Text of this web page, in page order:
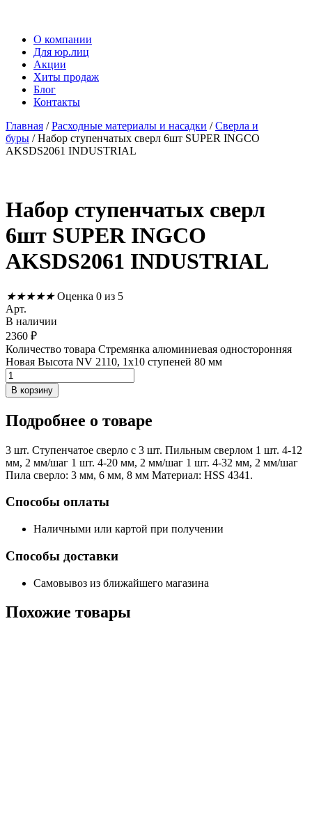
О компании
Для юр.лиц
Акции
Хиты продаж
Блог
Контакты
Главная /Расходные материалы и насадки /Сверла и
буры / Набор ступенчатых сверл 6шт SUPER INGCO
AKSDS2061 INDUSTRIAL
Набор ступенчатых сверл
6шт SUPER INGCO
AKSDS2061 INDUSTRIAL
★★★★★ Оценка 0 из 5
Арт.
В наличии
2360 ₽
Количество товара Стремянка алюминиевая односторонняя
Новая Высота NV 2110, 1х10 ступеней 80 мм
В корзину
Подробнее о товаре
3 шт. Ступенчатое сверло с 3 шт. Пильным сверлом 1 шт. 4-12
мм, 2 мм/шаг 1 шт. 4-20 мм, 2 мм/шаг 1 шт. 4-32 мм, 2 мм/шаг
Пила сверло: 3 мм, 6 мм, 8 мм Материал: HSS 4341.
Способы оплаты
Наличными или картой при получении
Способы доставки
Самовывоз из ближайшего магазина
Похожие товары